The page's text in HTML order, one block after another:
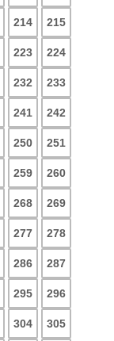
214 215
223 224
232 233
241 242
250 251
259 260
268 269
277 278
286 287
295 296
304 305